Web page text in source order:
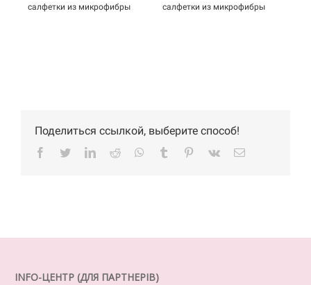
салфетки из микрофибры салфетки из микрофибры
Поделиться ссылкой, выберите способ!
Facebook
TwitterLinkedIn
Reddit WhatsApp
Tumblr Pinterest
Vk Email
INFO-ЦЕНТР (ДЛЯ ПАРТНЕРІВ)